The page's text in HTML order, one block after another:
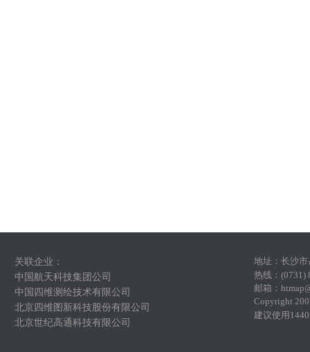
关联企业：
中国航天科技集团公司
中国四维测绘技术有限公司
北京四维图新科技股份有限公司
北京世纪高通科技有限公司
地址： 长沙市
热线：(0731)
邮箱：
Copyright
建议使用